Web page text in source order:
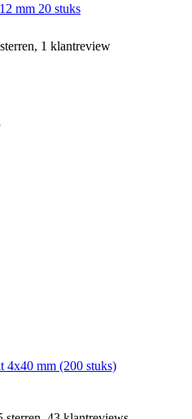
mm 20 stuks
1 klantreview
mm (200 stuks)